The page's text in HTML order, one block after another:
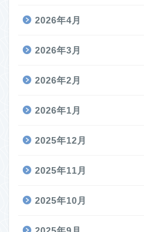
2026年4月
2026年3月
2026年2月
2026年1月
2025年12月
2025年11月
2025年10月